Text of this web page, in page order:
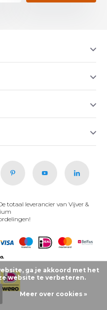
totaal leverancier van Vijver &
ga je akkoord met het
website te verbeteren.
Meer over cookies »